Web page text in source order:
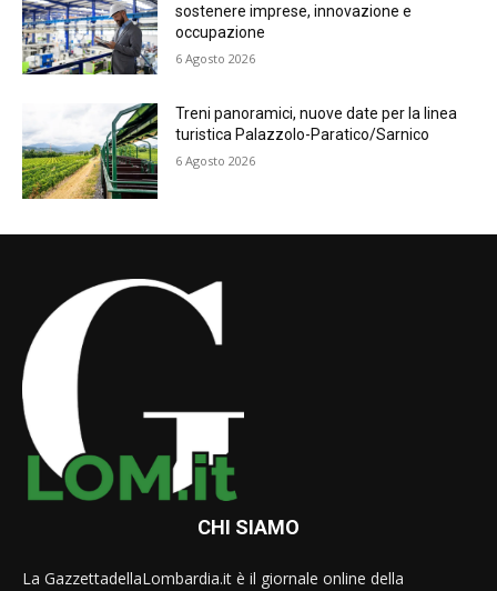
sostenere imprese, innovazione e
occupazione
6 Agosto 2026
Treni panoramici, nuove date per la linea
turistica Palazzolo-Paratico/Sarnico
6 Agosto 2026
CHI SIAMO
La GazzettadellaLombardia.it è il giornale online della